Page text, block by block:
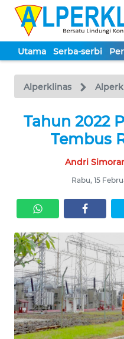
Utama Serba-serbi
Alperklinas
Tahun 2022
Tembus
Andri
Rabu, 15
TV
Tutup
UTAMA
PERISTIWA
TOKOH
Informasi
INDEKS
BERITA
KONTAK